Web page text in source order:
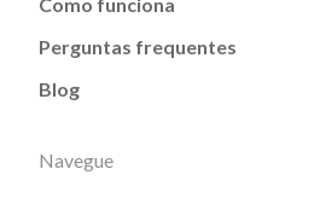
Perguntas frequentes
Blog
Navegue